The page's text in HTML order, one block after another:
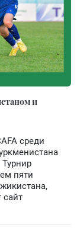
и
среди
пяти
сайт